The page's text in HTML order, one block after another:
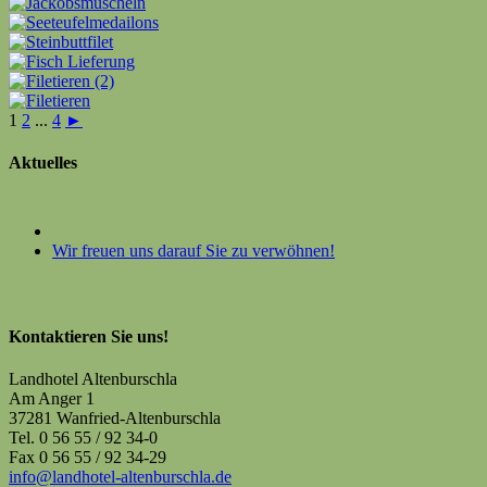
1 2 ... 4 ►
Aktuelles
Wir freuen uns darauf Sie zu verwöhnen!
Kontaktieren Sie uns!
Landhotel Altenburschla
Am Anger 1
37281 Wanfried-Altenburschla
Tel. 0 56 55 / 92 34-0
Fax 0 56 55 / 92 34-29
info@landhotel-altenburschla.de